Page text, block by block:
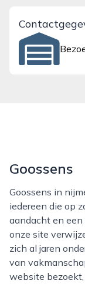
Goossens
Goossens in nijmegen is een gevestigde naam voor
iedereen die op
aandacht en
onze site
zich al jaren
van
website